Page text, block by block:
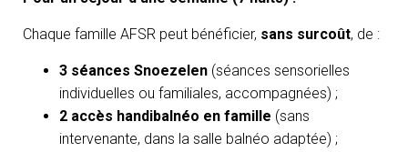
Chaque famille AFSR peut bénéficier, sans surcoût, de :
3 séances Snoezelen (séances sensorielles
individuelles ou familiales, accompagnées) ;
2 accès handibalnéo en famille (sans
intervenante, dans la salle balnéo adaptée) ;